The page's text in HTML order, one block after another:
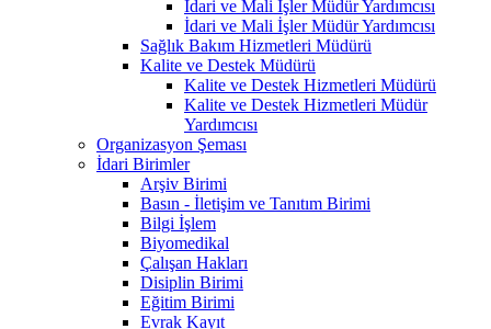
İdari ve Mali İşler Müdür Yardımcısı
İdari ve Mali İşler Müdür Yardımcısı
Sağlık Bakım Hizmetleri Müdürü
Kalite ve Destek Müdürü
Kalite ve Destek Hizmetleri Müdürü
Kalite ve Destek Hizmetleri Müdür
Yardımcısı
Organizasyon Şeması
İdari Birimler
Arşiv Birimi
Basın - İletişim ve Tanıtım Birimi
Bilgi İşlem
Biyomedikal
Çalışan Hakları
Disiplin Birimi
Eğitim Birimi
Evrak Kayıt